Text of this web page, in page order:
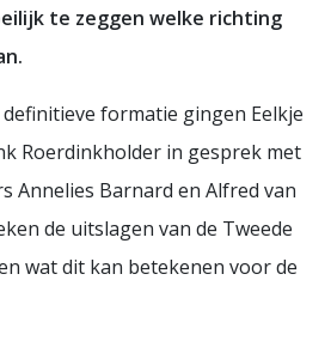
te zeggen welke richting
formatie gingen Eelkje
Roerdinkholder in gesprek met
Annelies Barnard en Alfred van
de uitslagen van de Tweede
wat dit kan betekenen voor de